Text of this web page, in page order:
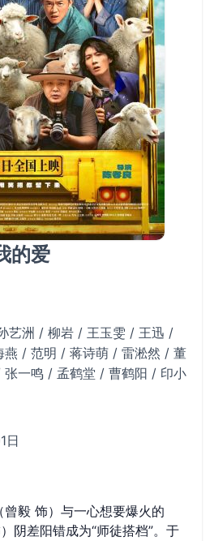
的爱
艺洲 / 柳岩 / 王玉雯 / 王迅 /
燕 / 范明 / 蒋诗萌 / 雷淞然 / 董
一鸣 / 孟鹤堂 / 曹鹤阳 / 印小
日
毅 饰）与一心想要爆火的
阴差阳错成为“师徒搭档”。于